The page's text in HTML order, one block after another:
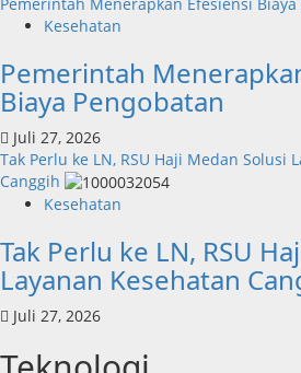
Kesehatan
Pemerintah
Biaya Pengobatan
Juli 27, 2026
Tak Perlu ke LN, RSU Haji Medan Solusi
Canggih
Kesehatan
Tak Perlu ke LN, RSU
Layanan Kesehatan
Juli 27, 2026